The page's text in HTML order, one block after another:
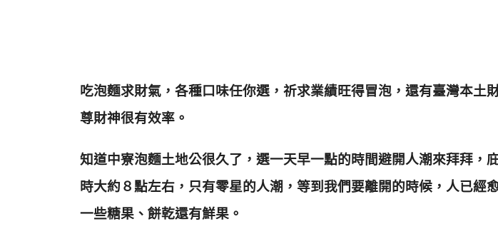
吃泡麵求財氣，各種口味任你選，祈求業績旺得冒泡， 還有臺灣本土
尊財神很有效率。
知道中寮泡麵土地公很久了，選一天早一點的時間避開人潮來拜拜，
時大約８點左右，只有零星的人潮，等到我們要離開的時候，人已經
一些糖果、餅乾還有鮮果。